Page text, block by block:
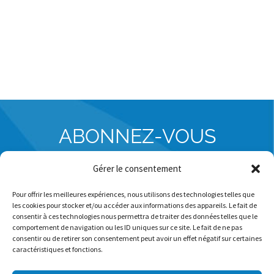
Gérer le consentement
Pour offrir les meilleures expériences, nous utilisons des technologies telles que
les cookies pour stocker et/ou accéder aux informations des appareils. Le fait de
consentir à ces technologies nous permettra de traiter des données telles que le
comportement de navigation ou les ID uniques sur ce site. Le fait de ne pas
consentir ou de retirer son consentement peut avoir un effet négatif sur certaines
caractéristiques et fonctions.
ABONNEZ-VOUS
POUR RECEVOIR NOS COMMUNICATIONS (BULLETIN
D'AVALANCHE, INFOLETTRE)